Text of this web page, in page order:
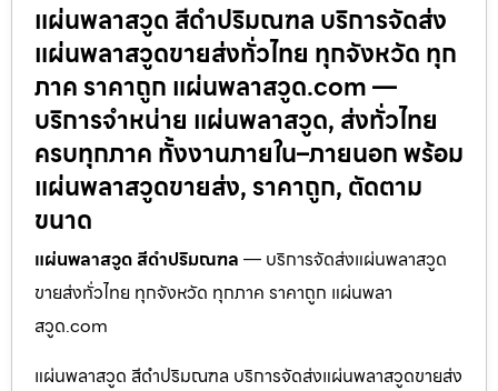
แผ่นพลาสวูด สีดำปริมณฑล บริการจัดส่ง
แผ่นพลาสวูดขายส่งทั่วไทย ทุกจังหวัด ทุก
ภาค ราคาถูก แผ่นพลาสวูด.com —
บริการจำหน่าย แผ่นพลาสวูด, ส่งทั่วไทย
ครบทุกภาค ทั้งงานภายใน–ภายนอก พร้อม
แผ่นพลาสวูดขายส่ง, ราคาถูก, ตัดตาม
ขนาด
แผ่นพลาสวูด สีดำปริมณฑล — บริการจัดส่งแผ่นพลาสวูด
ขายส่งทั่วไทย ทุกจังหวัด ทุกภาค ราคาถูก แผ่นพลา
สวูด.com
แผ่นพลาสวูด สีดำปริมณฑล บริการจัดส่งแผ่นพลาสวูดขายส่ง